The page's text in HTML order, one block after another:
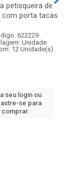
petisqueira de
com porta tacas
622229
Unidade
12 Unidade(s)
seu login ou
se para
comprar.